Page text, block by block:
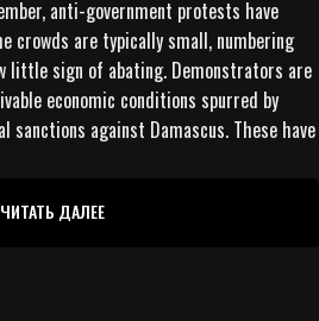
anti-government protests have
crowds are typically small, numbering
little sign of abating. Demonstrators are
economic conditions spurred by
sanctions against Damascus. These have
ЧИТАТЬ ДАЛЕЕ